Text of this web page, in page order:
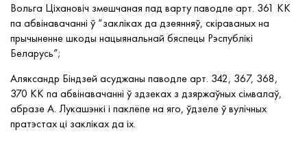
Вольга Ціхановіч змешчаная пад варту паводле арт. 361 КК
па абвінавачанні ў “закліках да дзеянняў, скіраваных на
прычыненне шкоды нацыянальнай бяспецы Рэспублікі
Беларусь”;
Аляксандр Біндзей асуджаны паводле арт. 342, 367, 368,
370 КК па абвінавачанні ў здзеках з дзяржаўных сімвалаў,
абразе А. Лукашэнкі і паклёпе на яго, ўдзеле ў вулічных
пратэстах ці закліках да іх.